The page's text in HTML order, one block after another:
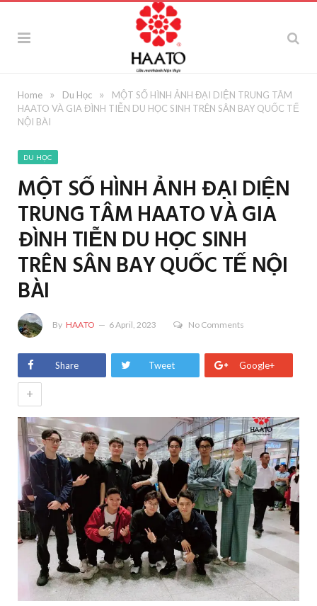
Home » Du Học »
MỘT SỐ HÌNH ẢNH ĐẠI DIỆN TRUNG TÂM
HAATO VÀ GIA ĐÌNH TIỄN DU HỌC SINH TRÊN SÂN BAY QUỐC TẾ
NỘI BÀI
DU HỌC
MỘT SỐ HÌNH ẢNH ĐẠI DIỆN
TRUNG TÂM HAATO VÀ GIA
ĐÌNH TIỄN DU HỌC SINH
TRÊN SÂN BAY QUỐC TẾ NỘI
BÀI
By HAATO 6 April, 2023 No Comments
Share Tweet Google+
+